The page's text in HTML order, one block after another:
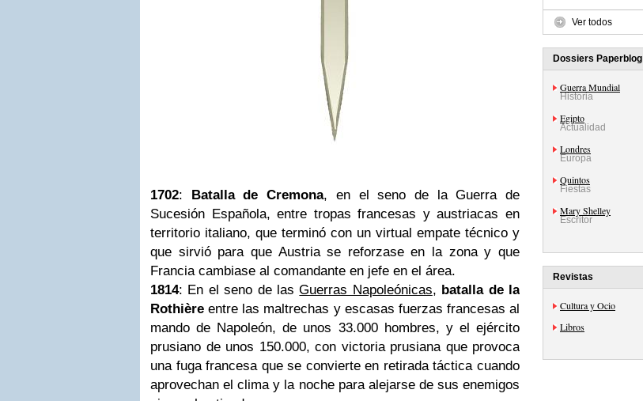
1702: Batalla de Cremona, en el seno de la Guerra de
Sucesión Española, entre tropas francesas y austriacas en
territorio italiano, que terminó con un virtual empate técnico y
que sirvió para que Austria se reforzase en la zona y que
Francia cambiase al comandante en jefe en el área.
1814: En el seno de lasGuerras Napoleónicas, batalla de la
Rothière entre las maltrechas y escasas fuerzas francesas al
mando de Napoleón, de unos 33.000 hombres, y el ejército
prusiano de unos 150.000, con victoria prusiana que provoca
una fuga francesa que se convierte en retirada táctica cuando
aprovechan el clima y la noche para alejarse de sus enemigos
Ver todos
Dossiers Paperblog
Guerra Mundial
Historia
Egipto
Actualidad
Londres
Europa
Quintos
Fiestas
Mary Shelley
Escritor
Revistas
Cultura y Ocio
Libros